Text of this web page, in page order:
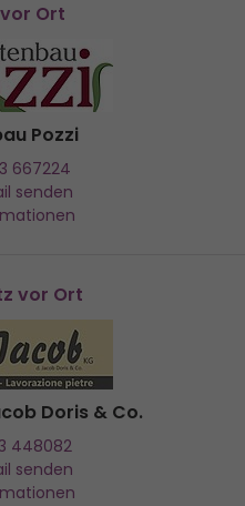
Ort
Pozzi
667224
senden
vor Ort
Doris & Co.
448082
senden